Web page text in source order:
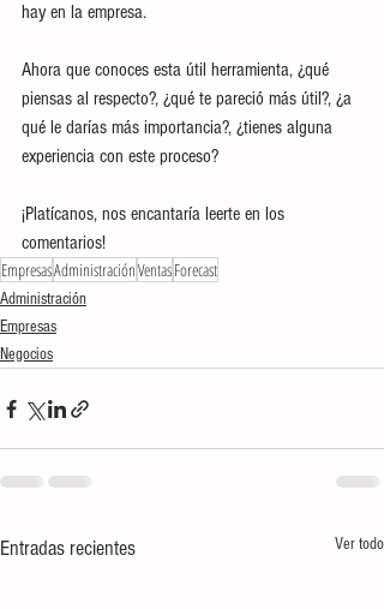
hay en la empresa.
Ahora que conoces esta útil herramienta, ¿qué
piensas al respecto?, ¿qué te pareció más útil?, ¿a
qué le darías más importancia?, ¿tienes alguna
experiencia con este proceso?
¡Platícanos, nos encantaría leerte en los
comentarios!
EmpresasAdministraciónVentasForecast
Administración
Empresas
Negocios
Entradas recientes Ver todo